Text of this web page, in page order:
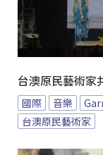
台澳原民藝術家
國際 音樂
台澳原民藝術家